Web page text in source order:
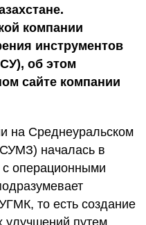
компании
инструментов
об этом
сайте компании
на Среднеуральском
началась в
операционными
то есть создание
улучшений путем